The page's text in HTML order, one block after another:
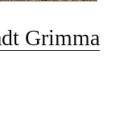
Grimma